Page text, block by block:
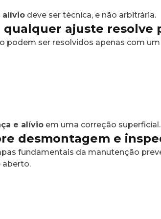
alívio deve ser técnica, e não arbitrária.
qualquer ajuste resolve
podem ser resolvidos apenas com
e alívio em uma correção superficial.
desmontagem e
fundamentais da manutenção
aberto.